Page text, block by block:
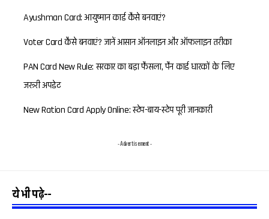
Ayushman Card: आयुष्मान कार्ड कैसे बनवाएं?
Voter Card कैसे बनवाएं? जानें आसान ऑनलाइन और ऑफलाइन तरीका
PAN Card New Rule: सरकार का बड़ा फैसला, पैन कार्ड धारकों के लिए
जरूरी अपडेट
New Ration Card Apply Online: स्टेप-बाय-स्टेप पूरी जानकारी
- Advertisement -
ये भी पढ़े--